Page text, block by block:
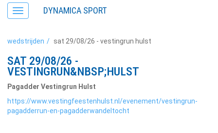
Toggle
navigation
DYNAMICA SPORT
wedstrijden sat 29/08/26 - vestingrun hulst
SAT 29/08/26 -
VESTINGRUN&NBSP;HULST
Pagadder Vestingrun Hulst
https://www.vestingfeestenhulst.nl/evenement/vestingrun-
pagadderrun-en-pagadderwandeltocht